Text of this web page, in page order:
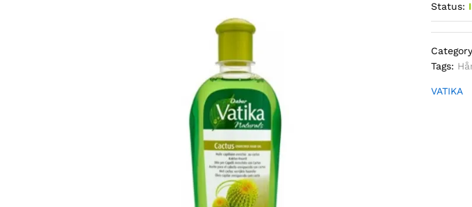
Status:
Tags:
VATIKA